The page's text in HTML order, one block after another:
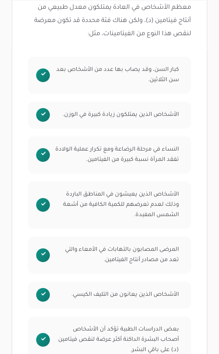
معظم الأشخاص في العادة يمتلكون معدل طبيعي من
أنتاج فيتامين (د)، ولكن هناك فئة محددة قد تكون معرضة
لنقص هذا النوع من الفيتامينات، مثل:
كبار السن، وقد يصاب بها عدد من الأشخاص بعد
سن الثلاثين.
الأشخاص الذين يمتلكون زيادة كبيرة في الوزن.
النساء في مرحلة الرضاعة ومع تكرار عملية الولادة
تفقد المرأة نسبة كبيرة من الفيتامين.
الأشخاص الذين يعيشون في المناطق الباردة
وذلك لعدم تعرضهم للكمية الكافية من أشعة
الشمس المفيدة.
المرضى المصابون بالتهابات في الأمعاء والتي
تعد من مصادر أنتاج الفيتامين.
الأشخاص الذين يعانون من التليف الكيسي.
بعض الدراسات الطبية تؤكد أن الأشخاص
أصحاب البشرة الداكنة أكثر عرضة لنقص فيتامين
(د) على باقي البشر.